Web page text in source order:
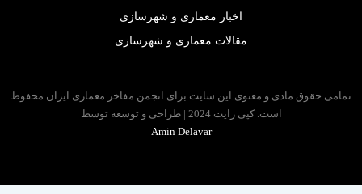
اخبار معماری و شهرسازی
مقالات معماری و شهرسازی
حقوق مادی و معنوی این سایت برای انجمن مفاخر معماری ایران محفوظ
است. کپی رایت 2024 | طراحی و توسعه توسط
Amin Delavar